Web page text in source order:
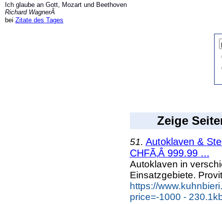
Ich glaube an Gott, Mozart und Beethoven
Richard WagnerÂ
bei Zitate des Tages
Zeige
51. Autoklaven &
CHFÃ‚Â 999.99 ...
Autoklaven in
Einsatzgebiete.
https://
price=-1000 -